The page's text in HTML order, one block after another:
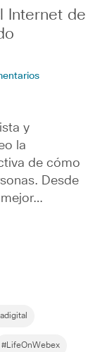
Internet de
y
la
de cómo
Desde
#LifeOnWebex